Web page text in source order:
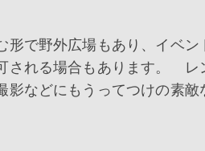
で野外広場もあり、イベン
される場合もあります。 レ
影などにもうってつけの素敵